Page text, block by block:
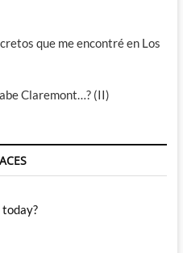
que me encontré en Los
Claremont…? (II)